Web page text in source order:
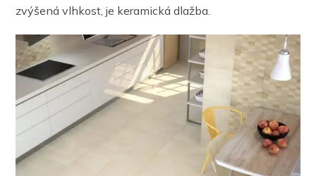
zvýšená vlhkost, je keramická dlažba.